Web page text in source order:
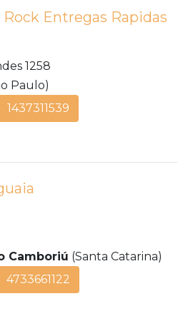
Rock Entregas Rapidas
1258
Paulo)
1437311539
Camboriú (Santa Catarina)
4733661122